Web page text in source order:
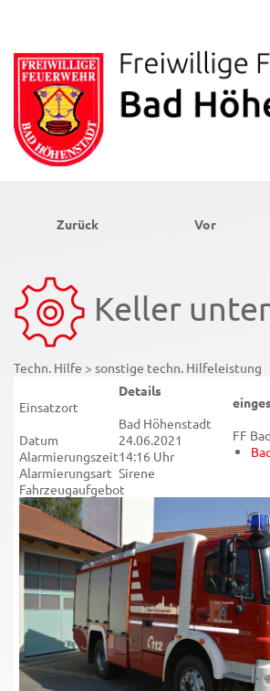
Zurück Vor
Keller
Techn. Hilfe > sonstige techn. Hilfeleistung
Einsatzort
Details
Bad Höhenstadt
Datum
24.06.2021
Alarmierungszeit14:16 Uhr
Alarmierungsart Sirene
FF
Fahrzeugaufgebot